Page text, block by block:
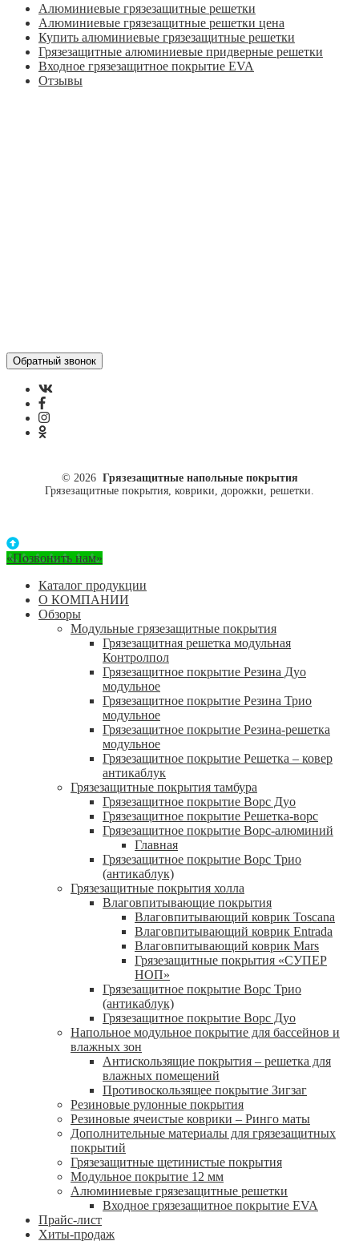
Алюминиевые грязезащитные решетки
Алюминиевые грязезащитные решетки цена
Купить алюминиевые грязезащитные решетки
Грязезащитные алюминиевые придверные решетки
Входное грязезащитное покрытие EVA
Отзывы
© 2026 Грязезащитные напольные покрытия
Грязезащитные покрытия, коврики, дорожки, решетки.
«Позвонить нам»
Каталог продукции
О КОМПАНИИ
Обзоры
Модульные грязезащитные покрытия
Грязезащитная решетка модульная
Контролпол
Грязезащитное покрытие Резина Дуо
модульное
Грязезащитное покрытие Резина Трио
модульное
Грязезащитное покрытие Резина-решетка
модульное
Грязезащитное покрытие Решетка – ковер
антикаблук
Грязезащитные покрытия тамбура
Грязезащитное покрытие Ворс Дуо
Грязезащитное покрытие Решетка-ворс
Грязезащитное покрытие Ворс-алюминий
Главная
Грязезащитное покрытие Ворс Трио
(антикаблук)
Грязезащитные покрытия холла
Влаговпитывающие покрытия
Влаговпитывающий коврик Toscana
Влаговпитывающий коврик Entrada
Влаговпитывающий коврик Mars
Грязезащитные покрытия «СУПЕР
НОП»
Грязезащитное покрытие Ворс Трио
(антикаблук)
Грязезащитное покрытие Ворс Дуо
Напольное модульное покрытие для бассейнов и
влажных зон
Антискользящие покрытия – решетка для
влажных помещений
Противоскользящее покрытие Зигзаг
Резиновые рулонные покрытия
Резиновые ячеистые коврики – Ринго маты
Дополнительные материалы для грязезащитных
покрытий
Грязезащитные щетинистые покрытия
Модульное покрытие 12 мм
Алюминиевые грязезащитные решетки
Входное грязезащитное покрытие EVA
Прайс-лист
Хиты-продаж